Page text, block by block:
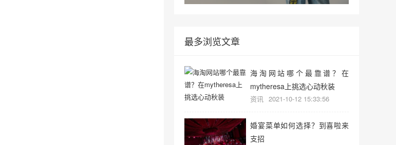
最多浏览文章
海淘网站哪个最靠谱？在
mytheresa上挑选心动秋装
资讯 2021-10-12 15:33:56
婚宴菜单如何选择？到喜啦来
支招